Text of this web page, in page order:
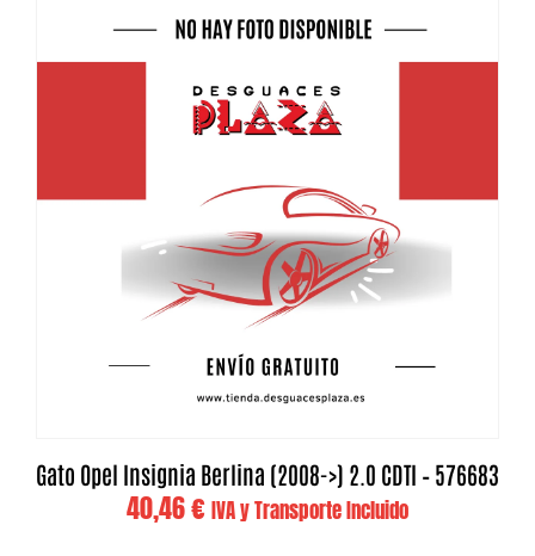
Gato Opel Insignia Berlina (2008->) 2.0 CDTI – 576683
40,46€ IVA y Transporte Incluido